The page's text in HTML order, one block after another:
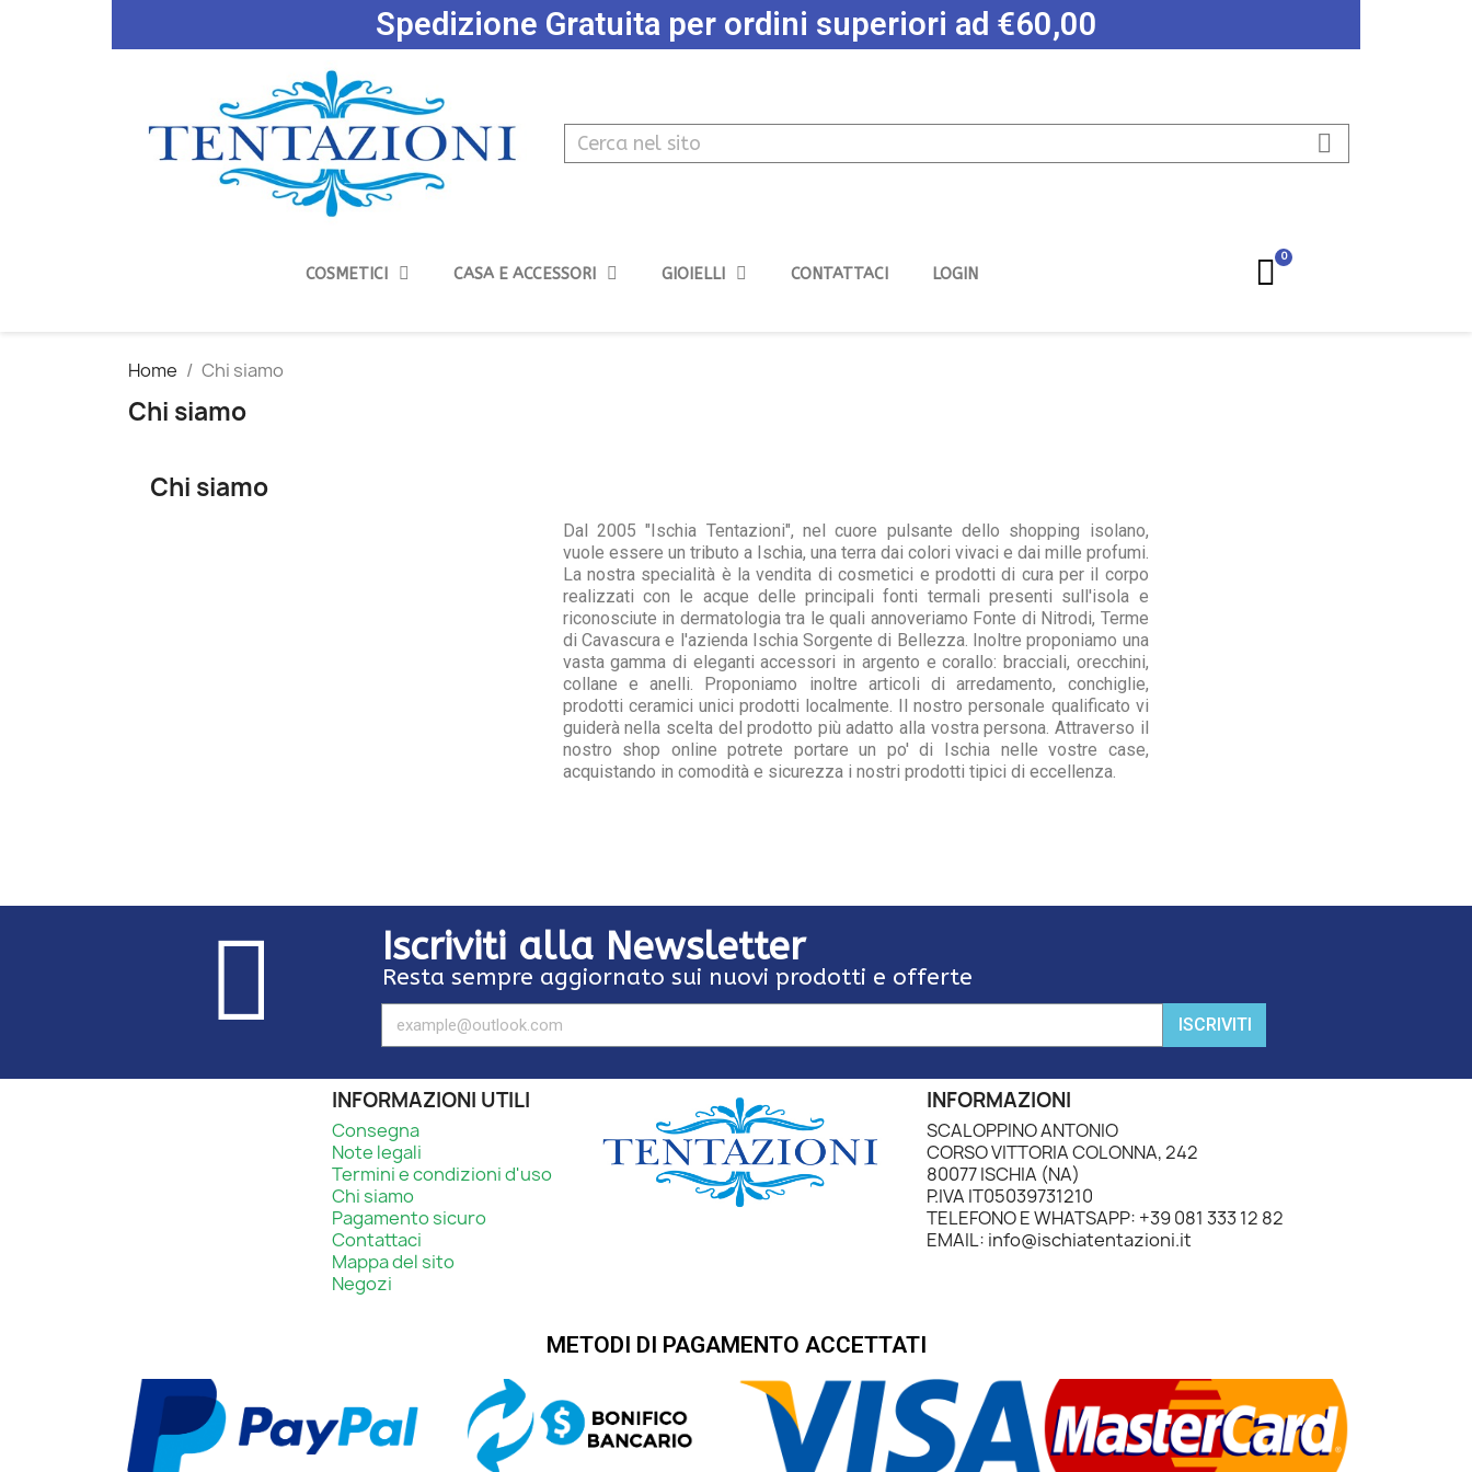
Spedizione Gratuita per ordini superiori ad €60,00
COSMETICI CASA E ACCESSORI GIOIELLI CONTATTACI LOGIN
Home Chi siamo
Chi siamo
Chi siamo
Dal 2005 "Ischia Tentazioni", nel cuore pulsante dello shopping isolano,
vuole essere un tributo a Ischia, una terra dai colori vivaci e dai mille profumi.
La nostra specialità è la vendita di cosmetici e prodotti di cura per il corpo
realizzati con le acque delle principali fonti termali presenti sull'isola e
riconosciute in dermatologia tra le quali annoveriamo Fonte di Nitrodi, Terme
di Cavascura e l'azienda Ischia Sorgente di Bellezza. Inoltre proponiamo una
vasta gamma di eleganti accessori in argento e corallo: bracciali, orecchini,
collane e anelli. Proponiamo inoltre articoli di arredamento, conchiglie,
prodotti ceramici unici prodotti localmente. Il nostro personale qualificato vi
guiderà nella scelta del prodotto più adatto alla vostra persona. Attraverso il
nostro shop online potrete portare un po' di Ischia nelle vostre case,
acquistando in comodità e sicurezza i nostri prodotti tipici di eccellenza.
Iscriviti alla Newsletter
Resta sempre aggiornato sui nuovi prodotti e offerte
ISCRIVITI
INFORMAZIONI UTILI
Consegna
Note legali
Termini e condizioni d'uso
Chi siamo
Pagamento sicuro
Contattaci
Mappa del sito
Negozi
INFORMAZIONI
SCALOPPINO ANTONIO
CORSO VITTORIA COLONNA, 242
80077 ISCHIA (NA)
P.IVA IT05039731210
TELEFONO E WHATSAPP: +39 081 333 12 82
EMAIL: info@ischiatentazioni.it
METODI DI PAGAMENTO ACCETTATI